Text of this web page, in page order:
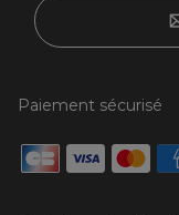
Paiement sécurisé